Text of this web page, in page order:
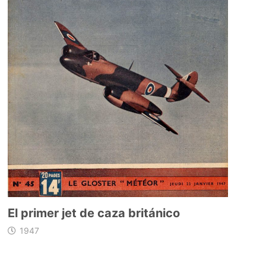
El primer jet de caza británico
1947